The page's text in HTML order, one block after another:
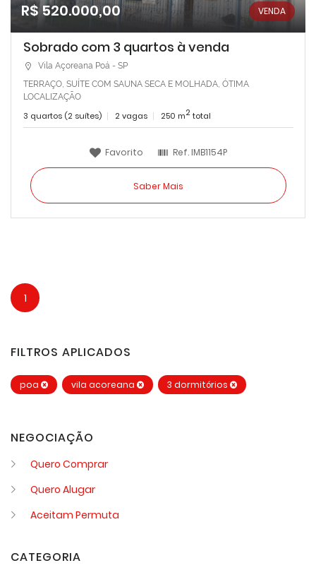
R$ 520.000,00 VENDA
Sobrado com 3 quartos à venda
Vila Açoreana Poá - SP
TERRAÇO, SUÍTE COM SAUNA SECA E MOLHADA, ÓTIMA
LOCALIZAÇÃO
3 quartos (2 suítes) 2 vagas 250 m2 total
Favorito Ref. IMB1154P
Saber Mais
1
FILTROS APLICADOS
poa vila acoreana 3 dormitórios
NEGOCIAÇÃO
Quero Comprar
Quero Alugar
Aceitam Permuta
CATEGORIA